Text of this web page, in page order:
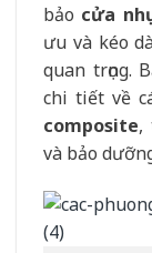
bảo cửa
ưu và kéo
quan trọng.
chi tiết về
composite,
và bảo